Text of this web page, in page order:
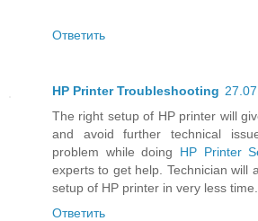
Ответить
HP Printer Troubleshooting
The right setup of HP printer will
and avoid further technical
problem while doing HP Printer
experts to get help. Technician will
setup of HP printer in very less time.
Ответить